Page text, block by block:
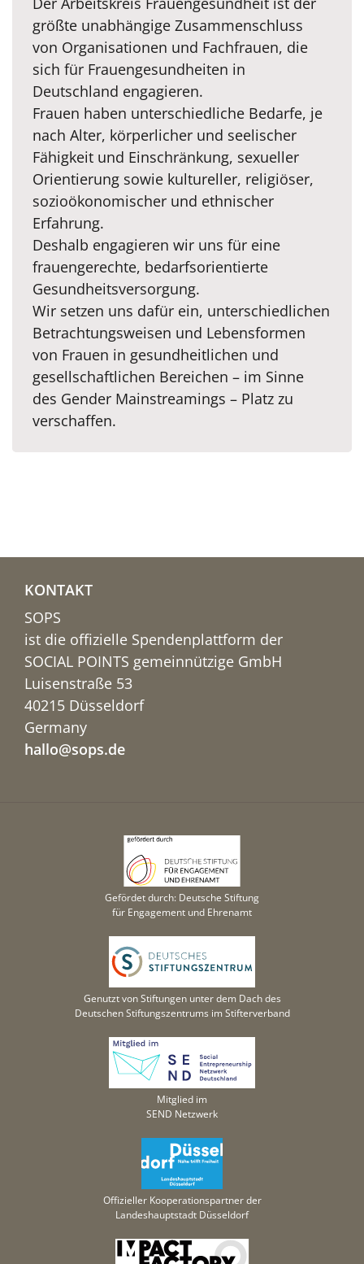
größte unabhängige Zusammenschluss
von Organisationen und Fachfrauen, die
sich für Frauengesundheiten in
Deutschland engagieren.
Frauen haben unterschiedliche Bedarfe, je
nach Alter, körperlicher und seelischer
Fähigkeit und Einschränkung, sexueller
Orientierung sowie kultureller, religiöser,
sozioökonomischer und ethnischer
Erfahrung.
Deshalb engagieren wir uns für eine
frauengerechte, bedarfsorientierte
Gesundheitsversorgung.
Wir setzen uns dafür ein, unterschiedlichen
Betrachtungsweisen und Lebensformen
von Frauen in gesundheitlichen und
gesellschaftlichen Bereichen – im Sinne
des Gender Mainstreamings – Platz zu
verschaffen.
KONTAKT
SOPS
ist die offizielle Spendenplattform der
SOCIAL POINTS gemeinnützige GmbH
Luisenstraße 53
40215 Düsseldorf
Germany
hallo@sops.de
Gefördet durch: Deutsche Stiftung
für Engagement und Ehrenamt
Genutzt von Stiftungen unter dem Dach des
Deutschen Stiftungszentrums im Stifterverband
Mitglied im
SEND Netzwerk
Offizieller Kooperationspartner der
Landeshauptstadt Düsseldorf